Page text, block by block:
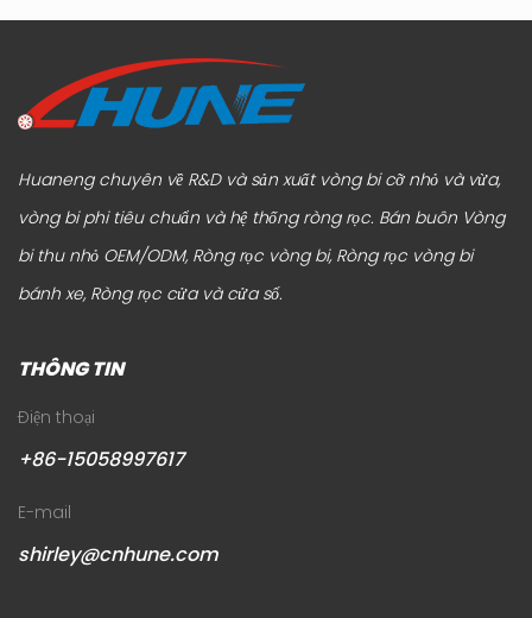
Huaneng chuyên về R&D và sản xuất vòng bi cỡ nhỏ và vừa,
vòng bi phi tiêu chuẩn và hệ thống ròng rọc. Bán buôn Vòng
bi thu nhỏ OEM/ODM, Ròng rọc vòng bi, Ròng rọc vòng bi
bánh xe, Ròng rọc cửa và cửa sổ.
THÔNG TIN
Điện thoại
+86-15058997617
E-mail
shirley@cnhune.com